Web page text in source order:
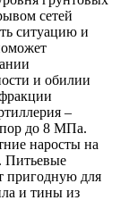
сетей
ситуацию и
и обилии
–
до 8 МПа.
наросты на
Питьевые
пригодную для
и тины из